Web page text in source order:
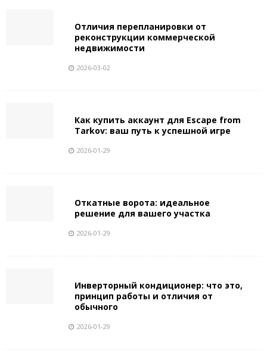
Отличия перепланировки от
реконструкции коммерческой
недвижимости
2026-03-02
Как купить аккаунт для Escape from
Tarkov: ваш путь к успешной игре
2026-01-29
Откатные ворота: идеальное
решение для вашего участка
2026-01-29
Инверторный кондиционер: что это,
принцип работы и отличия от
обычного
2026-01-29